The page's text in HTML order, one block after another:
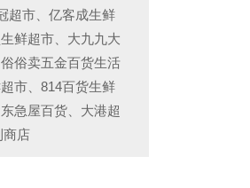
超市、亿客成生鲜
鲜超市、大九九大
俗卖五金百货生活
市、814百货生鲜
急屋百货、大港超
商店